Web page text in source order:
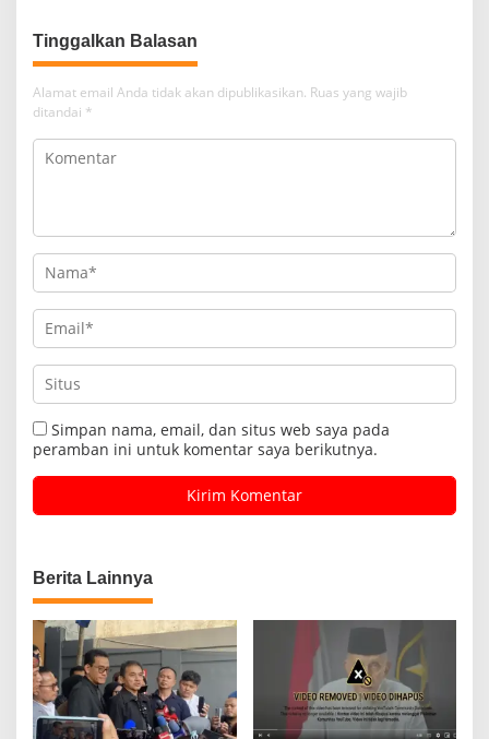
Tinggalkan Balasan
Alamat email Anda tidak akan dipublikasikan. Ruas yang wajib
ditandai *
Simpan nama, email, dan situs web saya pada
peramban ini untuk komentar saya berikutnya.
Berita Lainnya